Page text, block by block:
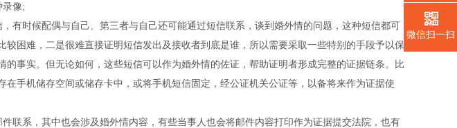
像;
时候配偶与自己、第三者与自己还可能通过短信联系，谈到婚外情的问题，这种短信都可
困难，二是很难直接证明短信发出及接收者到底是谁，所以需要采取一些特别的手段予以保
的事实。但无论如何，这些短信可以作为婚外情的佐证，帮助证明者形成完整的证据链条。比
手机储存空间或储存卡中，或将手机短信固定，经公证机关公证等，以备将来作为证据使
系，其中也会涉及婚外情内容，有些当事人也会将邮件内容打印作为证据提交法院，也有
微信扫一扫